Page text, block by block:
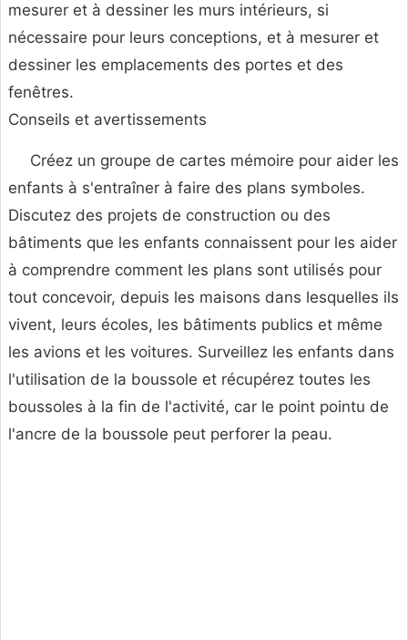
mesurer et à dessiner les murs intérieurs, si
nécessaire pour leurs conceptions, et à mesurer et
dessiner les emplacements des portes et des
fenêtres.
Conseils et avertissements
Créez un groupe de cartes mémoire pour aider les
enfants à s'entraîner à faire des plans symboles.
Discutez des projets de construction ou des
bâtiments que les enfants connaissent pour les aider
à comprendre comment les plans sont utilisés pour
tout concevoir, depuis les maisons dans lesquelles ils
vivent, leurs écoles, les bâtiments publics et même
les avions et les voitures. Surveillez les enfants dans
l'utilisation de la boussole et récupérez toutes les
boussoles à la fin de l'activité, car le point pointu de
l'ancre de la boussole peut perforer la peau.